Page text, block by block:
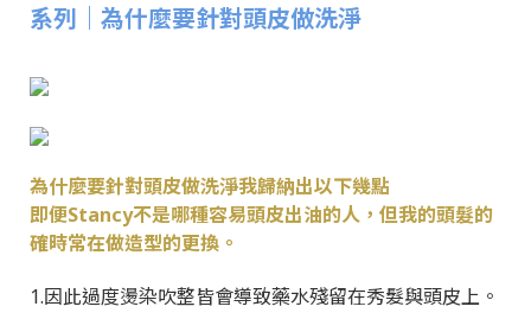
系列｜為什麼要針對頭皮做洗淨
為什麼要針對頭皮做洗淨我歸納出以下幾點
即便Stancy不是哪種容易頭皮出油的人，但我的頭髮的
確時常在做造型的更換。
1.因此過度燙染吹整皆會導致藥水殘留在秀髮與頭皮上。